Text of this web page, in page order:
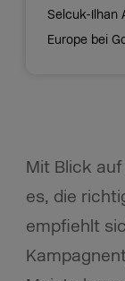
Selcuk-Ilhan
Europe bei
Mit Blick
es, die
empfiehlt